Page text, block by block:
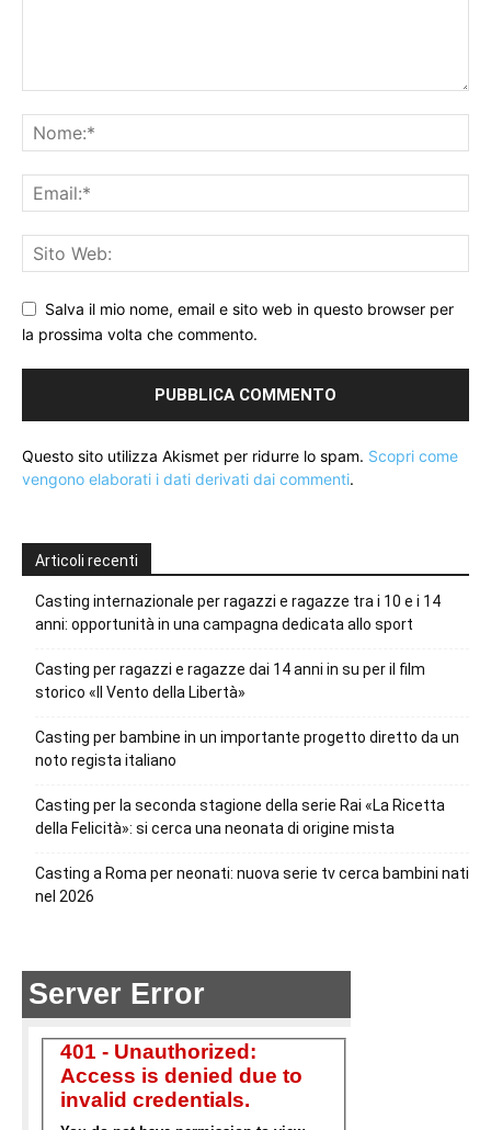
Salva il mio nome, email e sito web in questo browser per
la prossima volta che commento.
Questo sito utilizza Akismet per ridurre lo spam. Scopri come
vengono elaborati i dati derivati dai commenti.
Articoli recenti
Casting internazionale per ragazzi e ragazze tra i 10 e i 14
anni: opportunità in una campagna dedicata allo sport
Casting per ragazzi e ragazze dai 14 anni in su per il film
storico «Il Vento della Libertà»
Casting per bambine in un importante progetto diretto da un
noto regista italiano
Casting per la seconda stagione della serie Rai «La Ricetta
della Felicità»: si cerca una neonata di origine mista
Casting a Roma per neonati: nuova serie tv cerca bambini nati
nel 2026